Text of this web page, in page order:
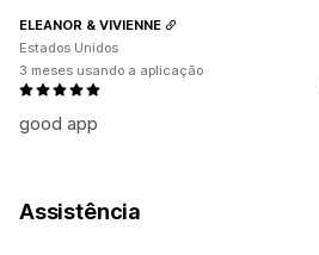
good app
ELEANOR & VIVIENNE
Estados Unidos
3 meses usando a aplicação
Assistência